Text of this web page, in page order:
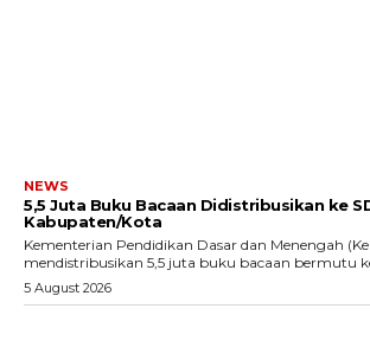
NEWS
5,5 Juta Buku Bacaan Didistribusikan ke
Kabupaten/Kota
Kementerian Pendidikan Dasar dan Menengah
mendistribusikan 5,5 juta buku bacaan bermutu ke
5 August 2026